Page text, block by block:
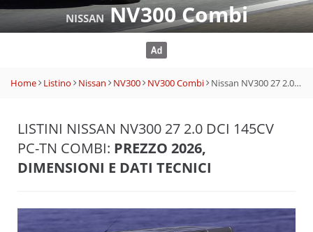
NISSANNV300 Combi
Home Listino Nissan NV300 NV300 Combi Nissan NV300 27 2.0 dCi 145CV PC-TN Combi
LISTINI NISSAN NV300 27 2.0 DCI 145CV
PC-TN COMBI: PREZZO 2026,
DIMENSIONI E DATI TECNICI